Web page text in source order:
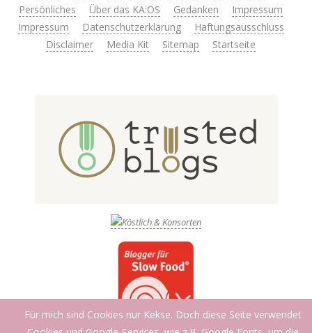
Persönliches
Über das KA:OS Gedanken
Impressum
Impressum
Datenschutzerklärung
Haftungsausschluss
Disclaimer
Media Kit Sitemap Startseite
Für mich sind Cookies nur Kekse. Doch diese Seite verwendet